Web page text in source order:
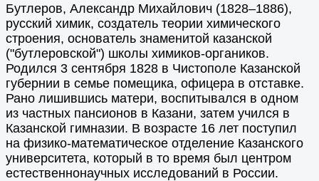
Бутлеров, Александр Михайлович (1828–1886),
русский химик, создатель теории химического
строения, основатель знаменитой казанской
("бутлеровской") школы химиков-органиков.
Родился 3 сентября 1828 в Чистополе Казанской
губернии в семье помещика, офицера в отставке.
Рано лишившись матери, воспитывался в одном
из частных пансионов в Казани, затем учился в
Казанской гимназии. В возрасте 16 лет поступил
на физико-математическое отделение Казанского
университета, который в то время был центром
естественнонаучных исследований в России.